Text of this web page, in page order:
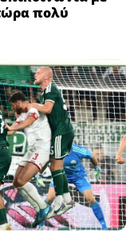
πολύ